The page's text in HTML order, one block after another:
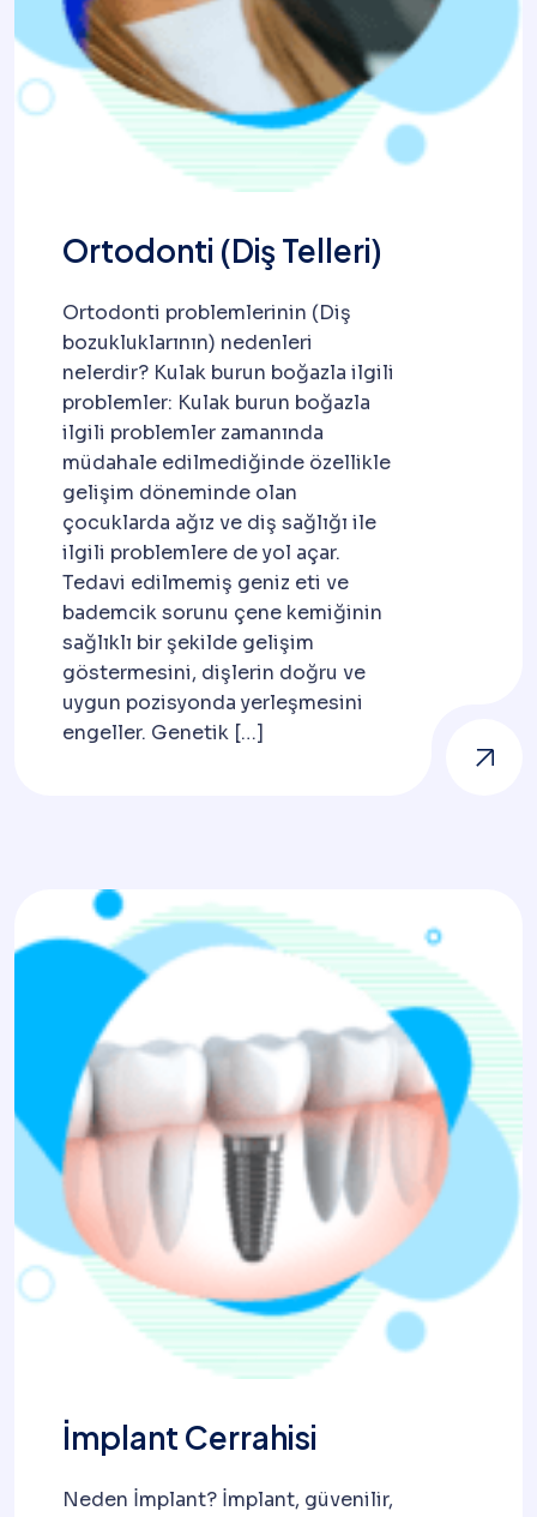
Ortodonti (Diş Telleri)
Ortodonti problemlerinin (Diş
bozukluklarının) nedenleri
nelerdir? Kulak burun boğazla ilgili
problemler: Kulak burun boğazla
ilgili problemler zamanında
müdahale edilmediğinde özellikle
gelişim döneminde olan
çocuklarda ağız ve diş sağlığı ile
ilgili problemlere de yol açar.
Tedavi edilmemiş geniz eti ve
bademcik sorunu çene kemiğinin
sağlıklı bir şekilde gelişim
göstermesini, dişlerin doğru ve
uygun pozisyonda yerleşmesini
engeller. Genetik […]
İmplant Cerrahisi
Neden İmplant? İmplant, güvenilir,